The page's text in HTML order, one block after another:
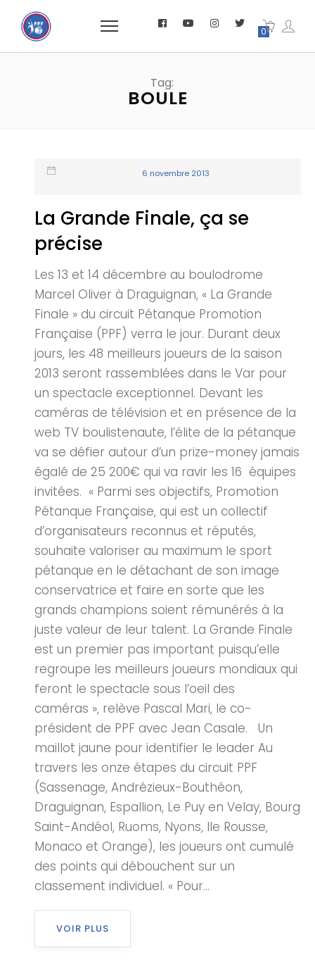
0
Tag:
BOULE
6 novembre 2013
La Grande Finale, ça se
précise
Les 13 et 14 décembre au boulodrome
Marcel Oliver à Draguignan, « La Grande
Finale » du circuit Pétanque Promotion
Française (PPF) verra le jour. Durant deux
jours, les 48 meilleurs joueurs de la saison
2013 seront rassemblées dans le Var pour
un spectacle exceptionnel. Devant les
caméras de télévision et en présence de la
web TV boulistenaute, l’élite de la pétanque
va se défier autour d’un prize-money jamais
égalé de 25 200€ qui va ravir les 16 équipes
invitées. « Parmi ses objectifs, Promotion
Pétanque Française, qui est un collectif
d’organisateurs reconnus et réputés,
souhaite valoriser au maximum le sport
pétanque en le détachant de son image
conservatrice et faire en sorte que les
grands champions soient rémunérés à la
juste valeur de leur talent. La Grande Finale
est un premier pas important puisqu’elle
regroupe les meilleurs joueurs mondiaux qui
feront le spectacle sous l’oeil des
caméras », relève Pascal Mari, le co-
président de PPF avec Jean Casale. Un
maillot jaune pour identifier le leader Au
travers les onze étapes du circuit PPF
(Sassenage, Andrézieux-Bouthéon,
Draguignan, Espallion, Le Puy en Velay, Bourg
Saint-Andéol, Ruoms, Nyons, Ile Rousse,
Monaco et Orange), les joueurs ont cumulé
des points qui débouchent sur un
classement individuel. « Pour...
VOIR PLUS